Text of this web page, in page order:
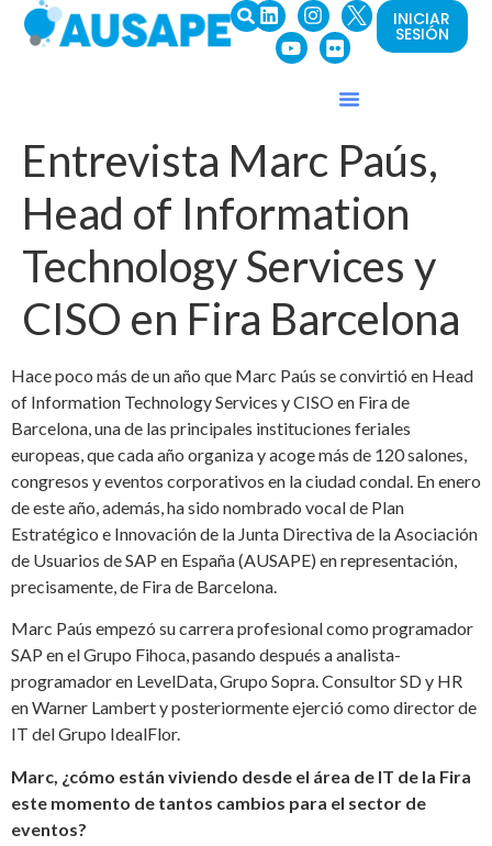
INICIAR
SESIÓN
Entrevista Marc Paús,
Head of Information
Technology Services y
CISO en Fira Barcelona
Hace poco más de un año que Marc Paús se convirtió en Head
of Information Technology Services y CISO en Fira de
Barcelona, una de las principales instituciones feriales
europeas, que cada año organiza y acoge más de 120 salones,
congresos y eventos corporativos en la ciudad condal. En enero
de este año, además, ha sido nombrado vocal de Plan
Estratégico e Innovación de la Junta Directiva de la Asociación
de Usuarios de SAP en España (AUSAPE) en representación,
precisamente, de Fira de Barcelona.
Marc Paús empezó su carrera profesional como programador
SAP en el Grupo Fihoca, pasando después a analista-
programador en LevelData, Grupo Sopra. Consultor SD y HR
en Warner Lambert y posteriormente ejerció como director de
IT del Grupo IdealFlor.
Marc, ¿cómo están viviendo desde el área de IT de la Fira
este momento de tantos cambios para el sector de
eventos?